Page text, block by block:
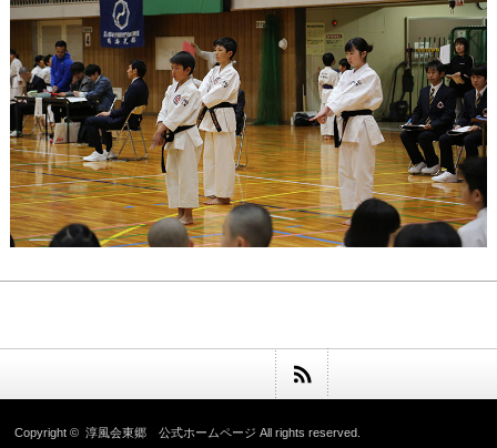
Copyright ©淳風会東郷 公式ホームページ All rights reserved.